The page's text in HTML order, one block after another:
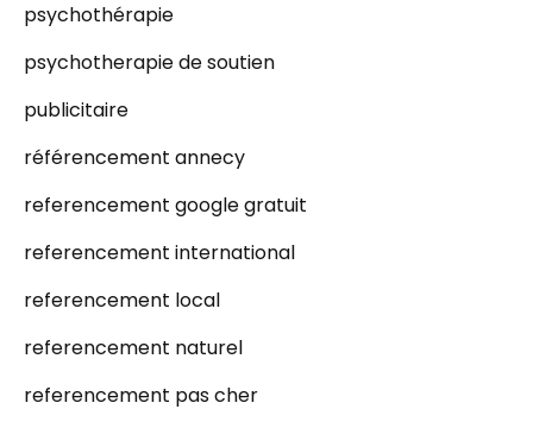
psychothérapie
psychotherapie de soutien
publicitaire
référencement annecy
referencement google gratuit
referencement international
referencement local
referencement naturel
referencement pas cher